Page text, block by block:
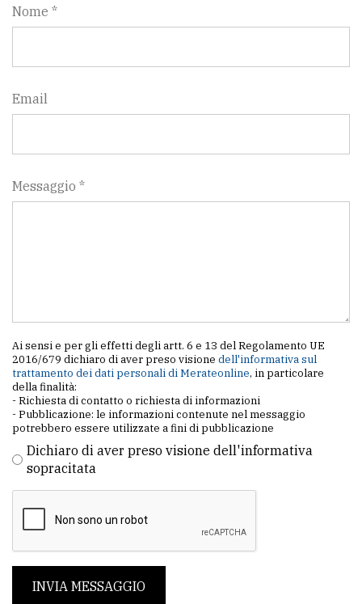
Nome *
Email
Messaggio *
Ai sensi e per gli effetti degli artt. 6 e 13 del Regolamento UE
2016/679 dichiaro di aver preso visione dell'informativa sul
trattamento dei dati personali di Merateonline, in particolare
della finalità:
- Richiesta di contatto o richiesta di informazioni
- Pubblicazione: le informazioni contenute nel messaggio
potrebbero essere utilizzate a fini di pubblicazione
Dichiaro di aver preso visione dell'informativa
sopracitata
INVIA MESSAGGIO